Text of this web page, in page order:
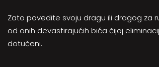
Zato povedite svoju dragu ili dragog za
od onih devastirajućih bića čijoj
dotučeni.